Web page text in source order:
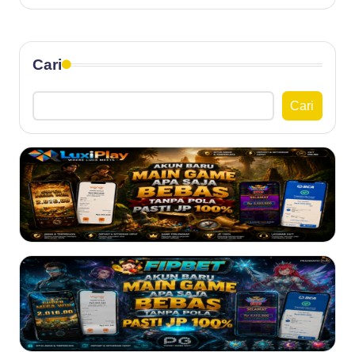
Cari
Cari